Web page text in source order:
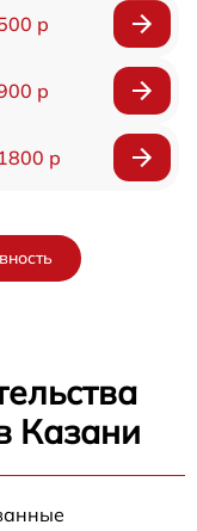
р
р
1800 р
Казани